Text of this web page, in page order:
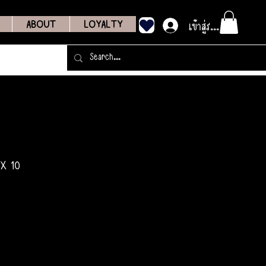
ABOUT LOYALTY เข้าสู่ระบบ
10